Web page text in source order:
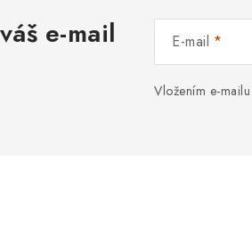
e-mail E-mail
Vložením e-